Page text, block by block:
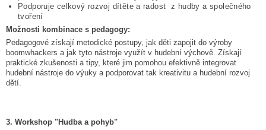
Podporuje celkový rozvoj dítěte a radost z hudby a společného
tvoření
Možnosti kombinace s pedagogy:
Pedagogové získají metodické postupy, jak děti zapojit do výroby
boomwhackers a jak tyto nástroje využít v hudební výchově. Získají
praktické zkušenosti a tipy, které jim pomohou efektivně integrovat
hudební nástroje do výuky a podporovat tak kreativitu a hudební rozvoj
dětí.
3. Workshop "Hudba a pohyb"